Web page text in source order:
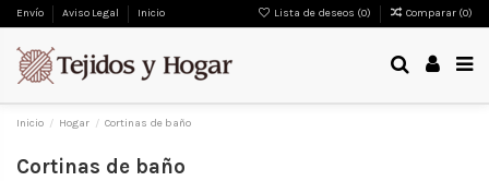
Envío Aviso Legal Inicio Lista de deseos (0) Comparar (0)
Inicio Hogar Cortinas de baño
Cortinas de baño